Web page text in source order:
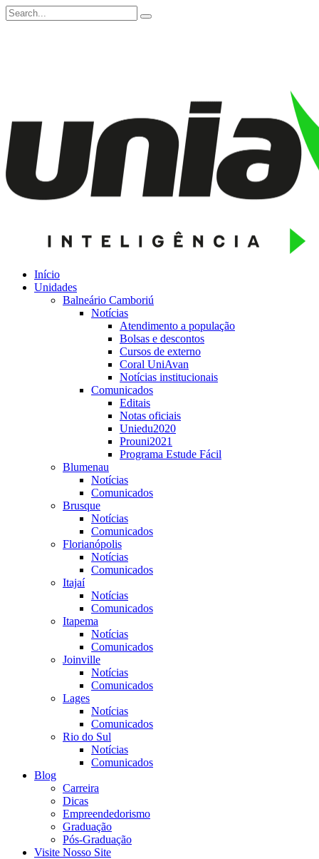
Início
Unidades
Balneário Camboriú
Notícias
Atendimento a população
Bolsas e descontos
Cursos de externo
Coral UniAvan
Notícias institucionais
Comunicados
Editais
Notas oficiais
Uniedu2020
Prouni2021
Programa Estude Fácil
Blumenau
Notícias
Comunicados
Brusque
Notícias
Comunicados
Florianópolis
Notícias
Comunicados
Itajaí
Notícias
Comunicados
Itapema
Notícias
Comunicados
Joinville
Notícias
Comunicados
Lages
Notícias
Comunicados
Rio do Sul
Notícias
Comunicados
Blog
Carreira
Dicas
Empreendedorismo
Graduação
Pós-Graduação
Visite Nosso Site